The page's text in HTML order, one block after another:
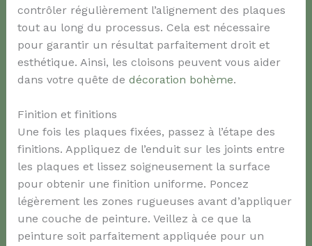
contrôler régulièrement l’alignement des plaques
tout au long du processus. Cela est nécessaire
pour garantir un résultat parfaitement droit et
esthétique. Ainsi, les cloisons peuvent vous aider
dans votre quête de décoration bohème.
Finition et finitions
Une fois les plaques fixées, passez à l’étape des
finitions. Appliquez de l’enduit sur les joints entre
les plaques et lissez soigneusement la surface
pour obtenir une finition uniforme. Poncez
légèrement les zones rugueuses avant d’appliquer
une couche de peinture. Veillez à ce que la
peinture soit parfaitement appliquée pour un